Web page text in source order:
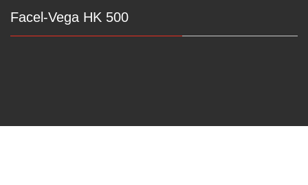
Facel-Vega HK 500